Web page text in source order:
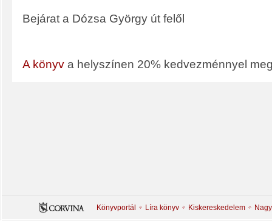
Bejárat a Dózsa György út felől
A könyv a helyszínen 20% kedvezménnyel
Könyvportál Líra könyv Kiskereskedelem